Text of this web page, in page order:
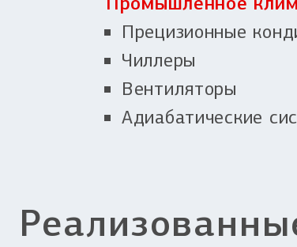
Прецизионные
Чиллеры
Вентиляторы
Адиабатические